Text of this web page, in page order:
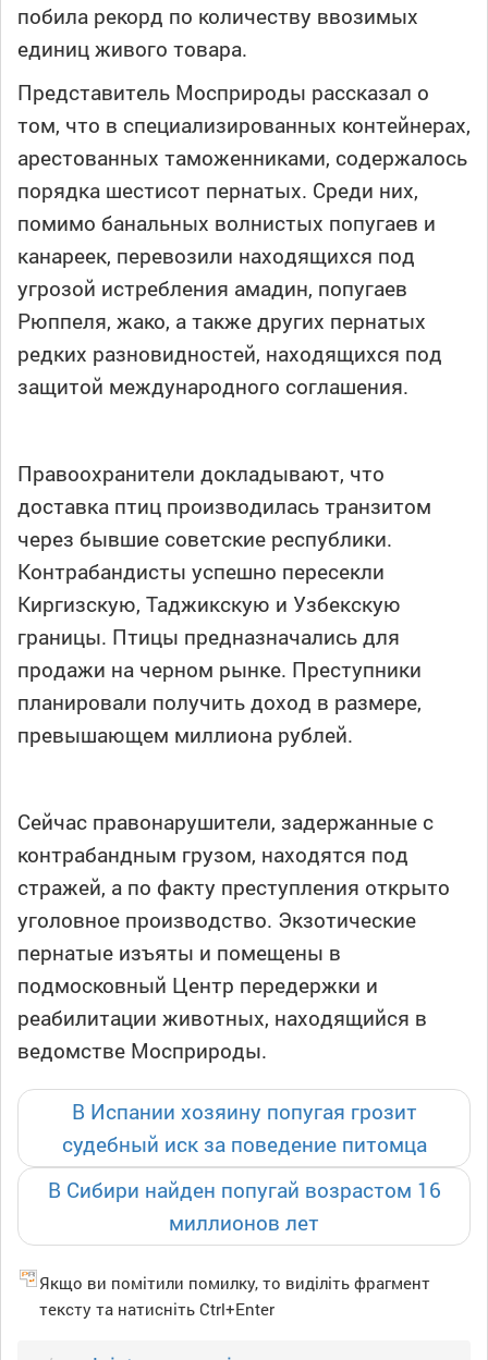
побила рекорд по количеству ввозимых
единиц живого товара.
Представитель Мосприроды рассказал о
том, что в специализированных контейнерах,
арестованных таможенниками, содержалось
порядка шестисот пернатых. Среди них,
помимо банальных волнистых попугаев и
канареек, перевозили находящихся под
угрозой истребления амадин, попугаев
Рюппеля, жако, а также других пернатых
редких разновидностей, находящихся под
защитой международного соглашения.
Правоохранители докладывают, что
доставка птиц производилась транзитом
через бывшие советские республики.
Контрабандисты успешно пересекли
Киргизскую, Таджикскую и Узбекскую
границы. Птицы предназначались для
продажи на черном рынке. Преступники
планировали получить доход в размере,
превышающем миллиона рублей.
Сейчас правонарушители, задержанные с
контрабандным грузом, находятся под
стражей, а по факту преступления открыто
уголовное производство. Экзотические
пернатые изъяты и помещены в
подмосковный Центр передержки и
реабилитации животных, находящийся в
ведомстве Мосприроды.
В Испании хозяину попугая грозит
судебный иск за поведение питомца
В Сибири найден попугай возрастом 16
миллионов лет
Якщо ви помітили помилку, то виділіть фрагмент
тексту та натисніть Ctrl+Enter